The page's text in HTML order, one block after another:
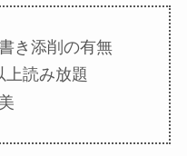
き添削の有無
上読み放題